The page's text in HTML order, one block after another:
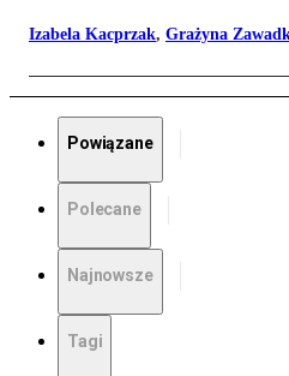
Izabela Kacprzak, Grażyna
Powiązane
Polecane
Najnowsze
Tagi